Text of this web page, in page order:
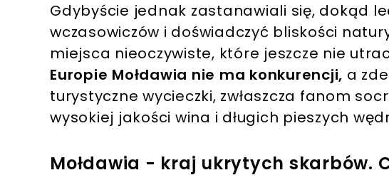
Gdybyście jednak zastanawiali się, dokąd
wczasowiczów i doświadczyć bliskości
miejsca nieoczywiste, które jeszcze nie
Europie Mołdawia nie ma konkurencji, a
turystyczne wycieczki, zwłaszcza fanom
wysokiej jakości wina i długich pieszych
Mołdawia - kraj ukrytych skarbów.